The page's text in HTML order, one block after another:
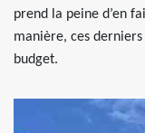
prend la peine d’en
manière, ces
budget.